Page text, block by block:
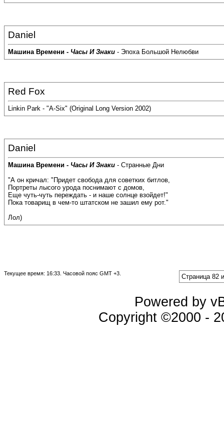
Daniel
Машина Времени - Часы И Знаки - Эпоха Большой Нелюбви
Red Fox
Linkin Park - "A-Six" (Original Long Version 2002)
Daniel
Машина Времени - Часы И Знаки - Странные Дни
"А он кричал: "Придет свобода для советких битлов,
Портреты лысого урода поснимают с домов,
Еще чуть-чуть переждать - и наше солнце взойдет!"
Пока товарищ в чем-то штатском не зашил ему рот."
Лол)
Текущее время: 16:33 . Часовой пояс GMT +3. Страница 82
Powered by
Copyright ©2000 -